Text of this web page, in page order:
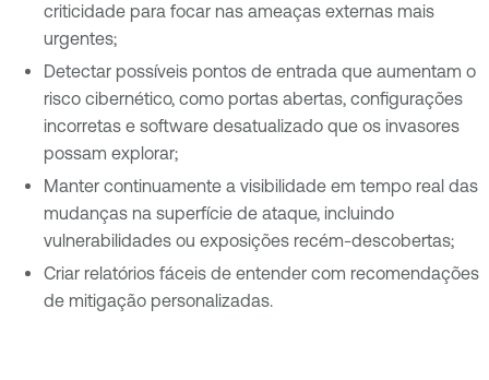
criticidade para focar nas ameaças externas mais
urgentes;
Detectar possíveis pontos de entrada que aumentam o
risco cibernético, como portas abertas, configurações
incorretas e software desatualizado que os invasores
possam explorar;
Manter continuamente a visibilidade em tempo real das
mudanças na superfície de ataque, incluindo
vulnerabilidades ou exposições recém-descobertas;
Criar relatórios fáceis de entender com recomendações
de mitigação personalizadas.